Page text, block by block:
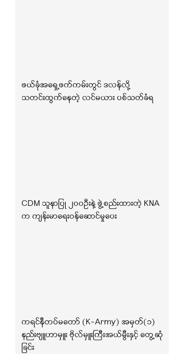
ဖယ်ခုံအရှေ့ဖက်ကမ်းတွင် ဒလန်လို့
သတင်းထွက်နေတဲ့ လင်မယား ပစ်သတ်ခံရ
CDM သူနာပြု ၂၀၀ဦးနဲ့ ဖွဲ့စည်းထားတဲ့ KNA
က ကျန်းမာရေးဝန်ဆောင်မှုပေး
ကရင်နီတပ်မတော် (K-Army) အမှတ်(၁)
နည်းဗျူဟာမှူး ဗိုလ်မှူးကြီးအယ်မွီးနှင့် တွေ့ဆုံ
ခြင်း